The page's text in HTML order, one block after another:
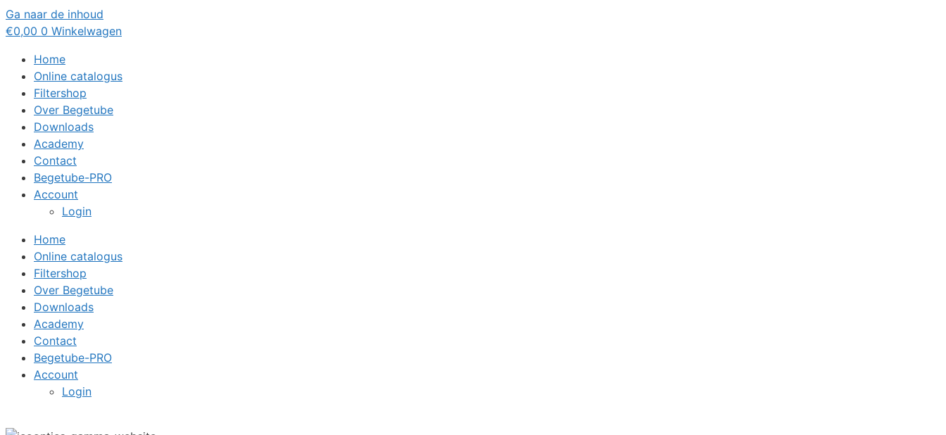
Ga naar de inhoud
€0,00 0 Winkelwagen
Home
Online catalogus
Filtershop
Over Begetube
Downloads
Academy
Contact
Begetube-PRO
Account
Login
Home
Online catalogus
Filtershop
Over Begetube
Downloads
Academy
Contact
Begetube-PRO
Account
Login